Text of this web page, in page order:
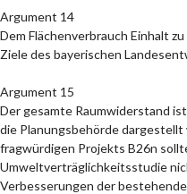
Argument 14
Dem Flächenverbrauch Einhalt
Ziele des bayerischen
Argument 15
Der gesamte Raumwiderstand
die Planungsbehörde dargestellt
fragwürdigen Projekts B26n
Umweltverträglichkeitsstudie
Verbesserungen der